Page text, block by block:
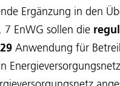
Ergänzung in den
7 EnWG sollen die
Anwendung für